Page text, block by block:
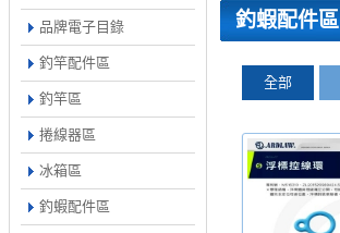
品牌電子目錄
釣竿配件區
釣竿區
捲線器區
冰箱區
釣蝦配件區
釣蝦配件區
全部